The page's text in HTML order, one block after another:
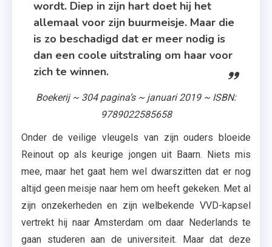
wordt. Diep in zijn hart doet hij het
allemaal voor zijn buurmeisje. Maar die
is zo beschadigd dat er meer nodig is
dan een coole uitstraling om haar voor
zich te winnen.
Boekerij ~ 304 pagina’s ~ januari 2019 ~ ISBN:
9789022585658
Onder de veilige vleugels van zijn ouders bloeide
Reinout op als keurige jongen uit Baarn. Niets mis
mee, maar het gaat hem wel dwarszitten dat er nog
altijd geen meisje naar hem om heeft gekeken. Met al
zijn onzekerheden en zijn welbekende VVD-kapsel
vertrekt hij naar Amsterdam om daar Nederlands te
gaan studeren aan de universiteit. Maar dat deze